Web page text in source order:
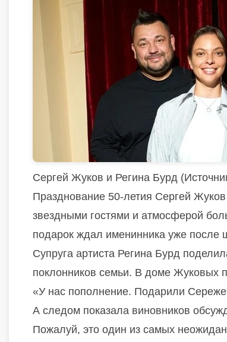
Сергей Жуков и Регина Бурд (
Празднование 50-летия Сергей Жуков
звездными гостями и атмосферой
подарок ждал именинника уже после
Супруга артиста Регина Бурд
поклонников семьи. В доме Жуковых
«У нас пополнение. Подарили
А следом показала виновников
Пожалуй, это один из самых